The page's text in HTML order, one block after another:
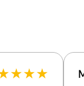
meilleures
ESG.
★★★